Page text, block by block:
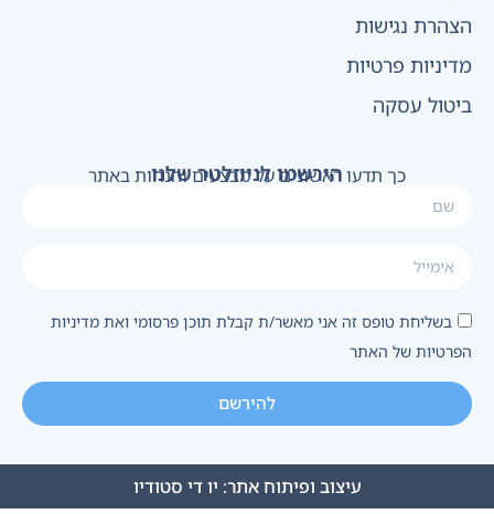
הצהרת נגישות
מדיניות פרטיות
ביטול עסקה
הירשמו לניוזלטר שלנו
כך תדעו ראשונים על מבצעים והנחות באתר
בשליחת טופס זה אני מאשר/ת קבלת תוכן פרסומי ואת מדיניות
הפרטיות של האתר
להירשם
עיצוב ופיתוח אתר: יו די סטודיו